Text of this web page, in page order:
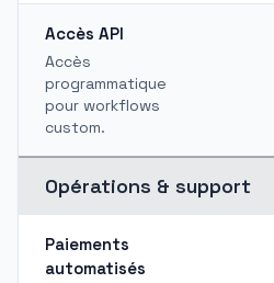
Accès API
Accès
programmatique
pour workflows
custom.
Opérations & support
Paiements
automatisés